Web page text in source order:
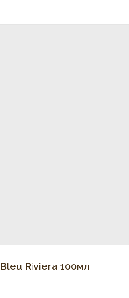
Riviera 100мл